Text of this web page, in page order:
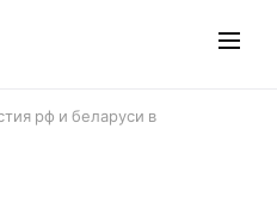
рф и беларуси в